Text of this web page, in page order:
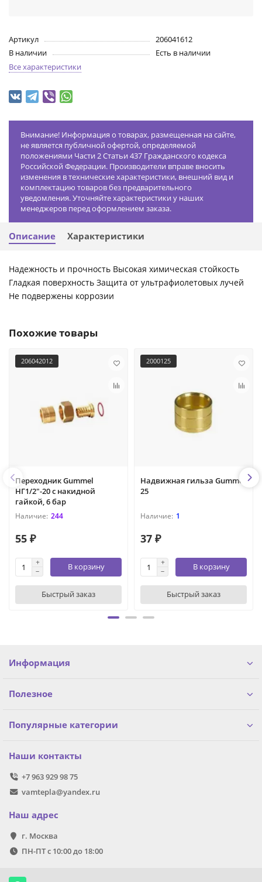
Артикул
206041612
В наличии
Есть в наличии
Все характеристики
Внимание! Информация о товарах, размещенная на сайте,
не является публичной офертой, определяемой
положениями Части 2 Статьи 437 Гражданского кодекса
Российской Федерации. Производители вправе вносить
изменения в технические характеристики, внешний вид и
комплектацию товаров без предварительного
уведомления. Уточняйте характеристики у наших
менеджеров перед оформлением заказа.
Описание Характеристики
Надежность и прочность Высокая химическая стойкость
Гладкая поверхность Защита от ультрафиолетовых лучей
Не подвержены коррозии
Похожие товары
206042012
Переходник Gummel
НГ1/2"-20 с накидной
гайкой, 6 бар
244
55 ₽
В корзину
Быстрый заказ
2000125
Надвижная гильза Gummel
25
1
37 ₽
В корзину
Быстрый заказ
Информация
Полезное
Популярные категории
Наши контакты
+7 963 929 98 75
vamtepla@yandex.ru
Наш адрес
г. Москва
ПН-ПТ с 10:00 до 18:00